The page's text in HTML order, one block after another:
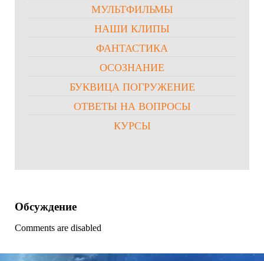
МУЛЬТФИЛЬМЫ
НАШИ КЛИПЫ
ФАНТАСТИКА
ОСОЗНАНИЕ
БУКВИЦА ПОГРУЖЕНИЕ
ОТВЕТЫ НА ВОПРОСЫ
КУРСЫ
Обсуждение
Comments are disabled